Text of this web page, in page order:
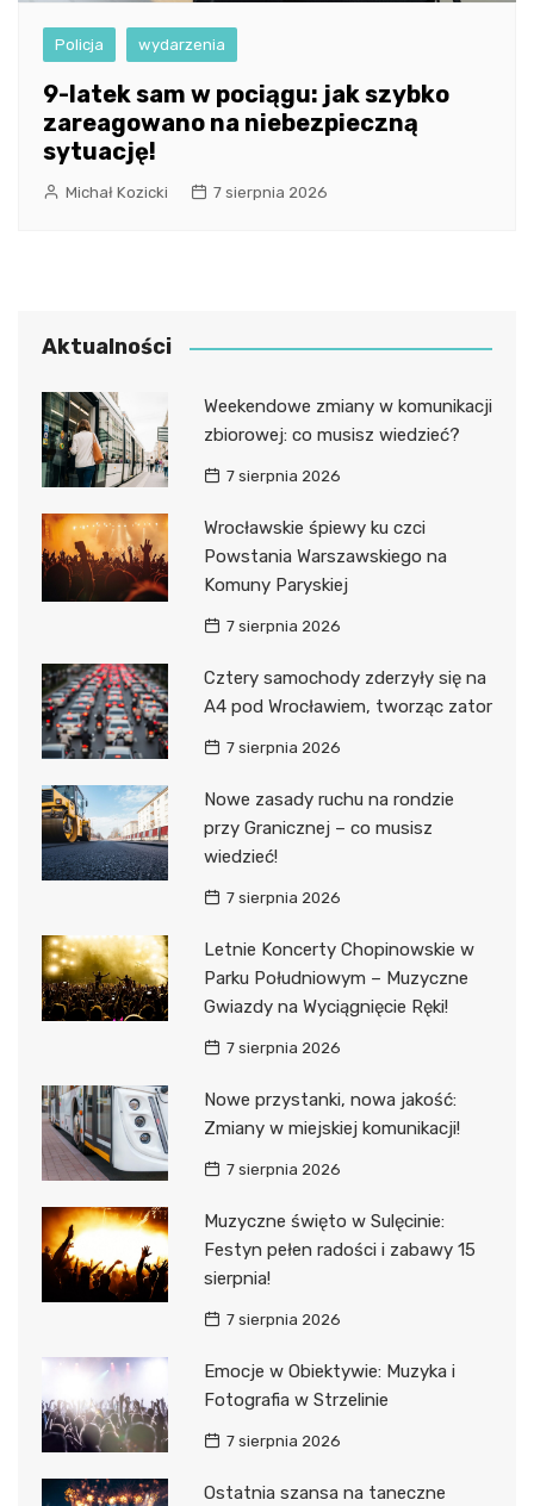
Policja wydarzenia
9-latek sam w pociągu: jak szybko
zareagowano na niebezpieczną
sytuację!
Michał Kozicki 7 sierpnia 2026
Aktualności
Weekendowe zmiany w komunikacji
zbiorowej: co musisz wiedzieć?
7 sierpnia 2026
Wrocławskie śpiewy ku czci
Powstania Warszawskiego na
Komuny Paryskiej
7 sierpnia 2026
Cztery samochody zderzyły się na
A4 pod Wrocławiem, tworząc zator
7 sierpnia 2026
Nowe zasady ruchu na rondzie
przy Granicznej – co musisz
wiedzieć!
7 sierpnia 2026
Letnie Koncerty Chopinowskie w
Parku Południowym – Muzyczne
Gwiazdy na Wyciągnięcie Ręki!
7 sierpnia 2026
Nowe przystanki, nowa jakość:
Zmiany w miejskiej komunikacji!
7 sierpnia 2026
Muzyczne święto w Sulęcinie:
Festyn pełen radości i zabawy 15
sierpnia!
7 sierpnia 2026
Emocje w Obiektywie: Muzyka i
Fotografia w Strzelinie
7 sierpnia 2026
Ostatnia szansa na taneczne